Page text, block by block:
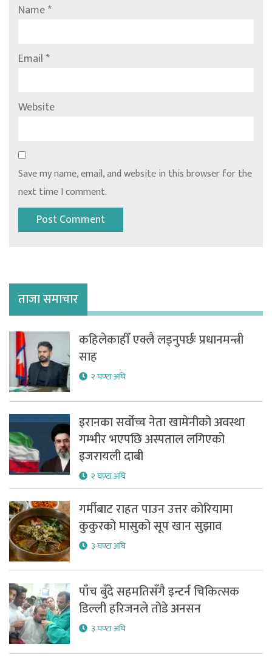
Name*
Email*
Website
Save my name, email, and website in this browser for the
next time I comment.
ताजा समाचार
कहिलेकाहीँ एक्लै लड्नुपर्छः प्रधानमन्त्री
साह
२ घण्टा अघि
इरानका सर्वोच्च नेता खामेनीको अवस्था
गम्भीर भएपछि अस्पताल लगिएको
इजरायली दाबी
२ घण्टा अघि
गर्मीबाट राहत पाउन उत्तर कोरियामा
कुकुरको मासुको सूप खान सुझाव
३ घण्टा अघि
पाँच बुँदे सहमतिसँगै इन्टर्न चिकित्सक
डिल्ली हरिजनले तोडे अनसन
३ घण्टा अघि